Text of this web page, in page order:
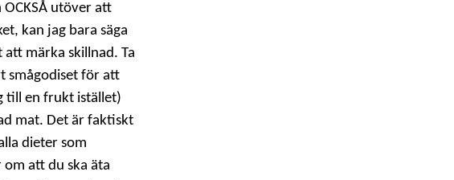
utöver att
kan jag bara säga
märka skillnad. Ta
smågodiset för att
till en frukt istället)
mat. Det är faktiskt
dieter som
att du ska äta